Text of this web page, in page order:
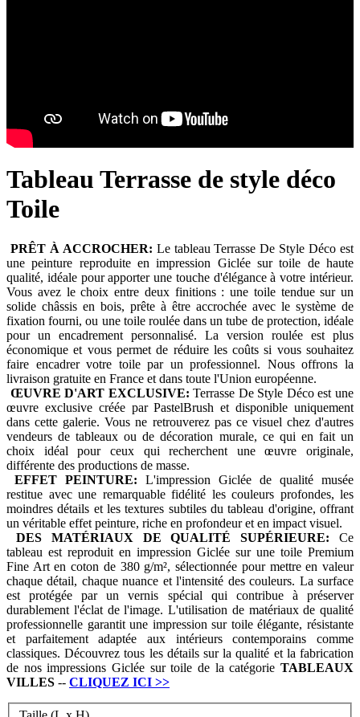
Tableau Terrasse de style déco
Toile
PRÊT À ACCROCHER: Le tableau Terrasse De Style Déco est
une peinture reproduite en impression Giclée sur toile de haute
qualité, idéale pour apporter une touche d'élégance à votre intérieur.
Vous avez le choix entre deux finitions : une toile tendue sur un
solide châssis en bois, prête à être accrochée avec le système de
fixation fourni, ou une toile roulée dans un tube de protection, idéale
pour un encadrement personnalisé. La version roulée est plus
économique et vous permet de réduire les coûts si vous souhaitez
faire encadrer votre toile par un professionnel. Nous offrons la
livraison gratuite en France et dans toute l'Union européenne.
ŒUVRE D'ART EXCLUSIVE:Terrasse De Style Déco est une
œuvre exclusive créée par PastelBrush et disponible uniquement
dans cette galerie. Vous ne retrouverez pas ce visuel chez d'autres
vendeurs de tableaux ou de décoration murale, ce qui en fait un
choix idéal pour ceux qui recherchent une œuvre originale,
différente des productions de masse.
EFFET PEINTURE: L'impression Giclée de qualité musée
restitue avec une remarquable fidélité les couleurs profondes, les
moindres détails et les textures subtiles du tableau d'origine, offrant
un véritable effet peinture, riche en profondeur et en impact visuel.
DES MATÉRIAUX DE QUALITÉ SUPÉRIEURE: Ce
tableau est reproduit en impression Giclée sur une toile Premium
Fine Art en coton de 380 g/m², sélectionnée pour mettre en valeur
chaque détail, chaque nuance et l'intensité des couleurs. La surface
est protégée par un vernis spécial qui contribue à préserver
durablement l'éclat de l'image. L'utilisation de matériaux de qualité
professionnelle garantit une impression sur toile élégante, résistante
et parfaitement adaptée aux intérieurs contemporains comme
classiques. Découvrez tous les détails sur la qualité et la fabrication
de nos impressions Giclée sur toile de la catégorie TABLEAUX
VILLES -- CLIQUEZ ICI >>